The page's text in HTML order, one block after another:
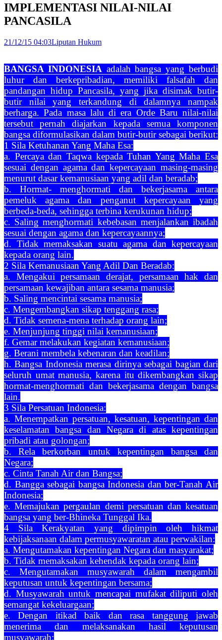
IMPLEMENTASI NILAI-NILAI
PANCASILA
21/12/15 04:03Liputan Hukum
BANGSA INDONESIA adalah bangsa yang berbudi
luhur dan berkepribadian, memiliki falsafah dan
pandangan hidup Pancasila, yang jika disimak butir-
butir nilai yang terkandung di dalamnya nampak
berharga. Pada masa lalu di era Orde Baru nilai-nilai
tersebut pernah diajarkan kepada semua komponen
bangsa diformulasikan dalam butir-butir sebagai berikut:
1 Sila Ketuhanan Yang Maha Esa:
a. Percaya dan Taqwa kepada Tuhan Yang Maha Esa
sesuai dengan agama dan kepercayaan masing-masing
menurut dasar kemanusiaan yang adil dan beradab;
b. Hormat- menghormati dan bekerjasama antara
pemeluk agama dan penganut kepercayaan yang
berbeda-beda, sehingga terbina kerukunan hidup;
c. Saling menghormati kebebasan menjalankan ibadah
sesuai dengan agama dan kepercayaannya;
d. Tidak memaksakan suatu agama dan kepercayaan
kepada orang lain.
2 Sila Kemanusiaan Yang Adil Dan Beradab:
a. Mengakui persamaan derajat, persamaan hak dan
persamaan kewajiban antara sesama manusia;
b. Saling mencintai sesama manusia;
c. Mengembangkan sikap tenggang rasa;
d. Tidak semena-mena terhadap orang lain;
e. Menjunjung tinggi nilai kemanusiaan;
f. Gemar melakukan kegiatan kemanusiaan;
g. Berani membela kebenaran dan keadilan;
h. Bangsa Indonesia merasa dirinya sebagai bagian dari
seluruh umat manusia, karena itu dikembangkan sikap
hormat-menghormati dan bekerjasama dengan bangsa
lain.
3 Sila Persatuan Indonesia:
a. Menempatkan persatuan, kesatuan, kepentingan dan
keselamatan bangsa dan Negara di atas kepentingan
pribadi atau golongan;
b. Rela berkorban untuk kepentingan bangsa dan
Negara;
c. Cinta Tanah Air dan Bangsa;
d. Bangga sebagai bangsa Indonesia dan ber-Tanah Air
Indonesia;
e. Memajukan pergaulan demi persatuan dan kesatuan
bangsa yang ber-Bhineka Tunggal Ika.
4 Sila Kerakyatan yang dipimpin oleh hikmat
kebijaksanaan dalam permusyawaratan atau perwakilan:
a. Mengutamakan kepentingan Negara dan masyarakat;
b. Tidak memaksakan kehendak kepada orang lain;
c. Mengutamakan musyawarah dalam mengambil
keputusan untuk kepentingan bersama;
d. Musyawarah untuk mencapai mufakat diliputi oleh
semangat kekeluargaan;
e. Dengan itikad baik dan rasa tanggung jawab
menerima dan melaksanakan hasil keputusan
musyawarah;